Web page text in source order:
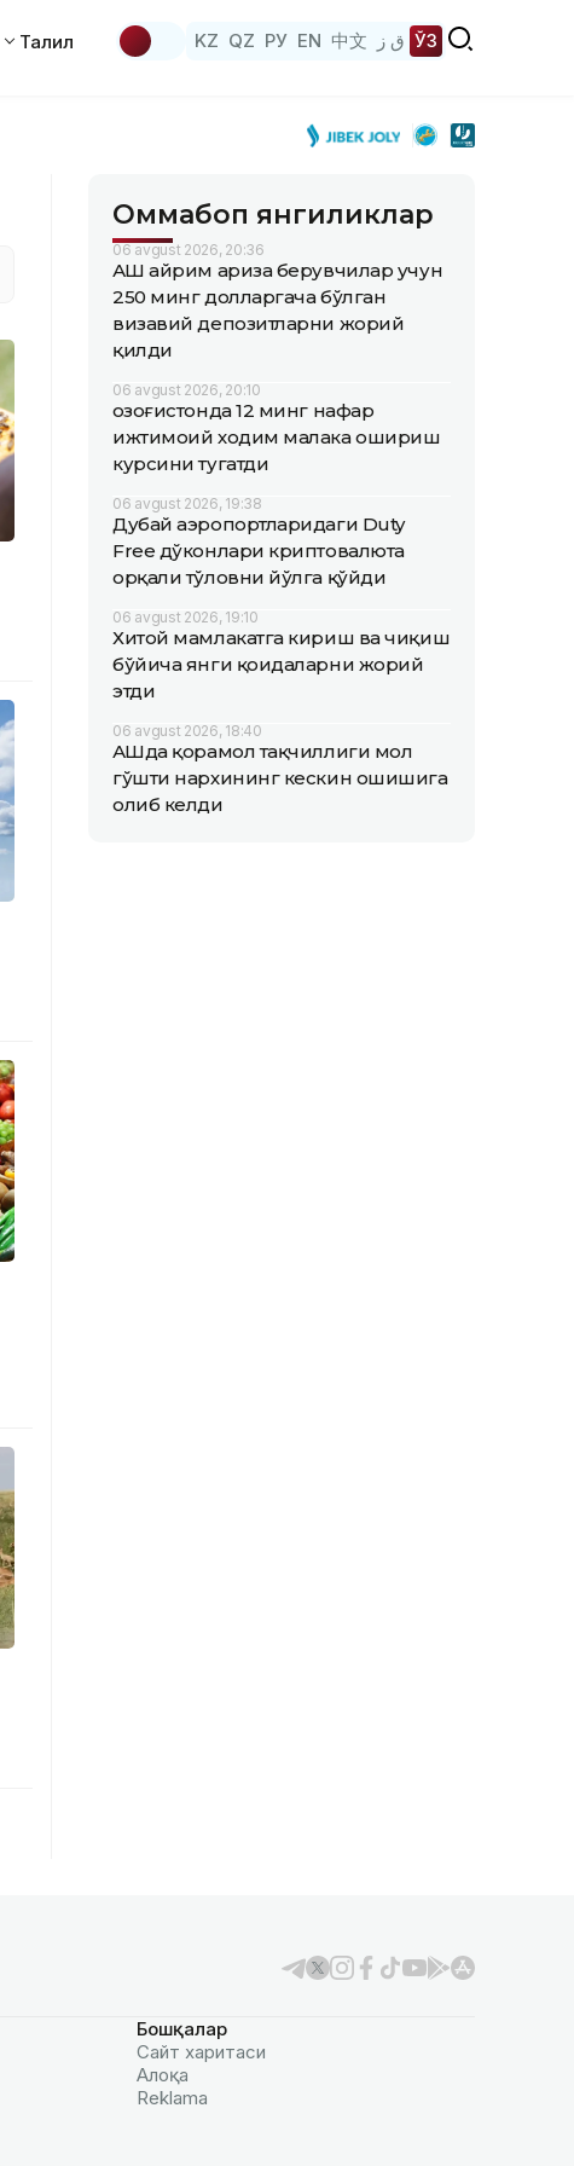
Таҳлил KZ QZ РУ EN 中文 ق ز ЎЗ
Оммабоп янгиликлар
06 avgust 2026, 20:36
АҚШ айрим ариза берувчилар учун
250 минг долларгача бўлган
визавий депозитларни жорий
қилди
06 avgust 2026, 20:10
Қозоғистонда 12 минг нафар
ижтимоий ходим малака ошириш
курсини тугатди
06 avgust 2026, 19:38
Дубай аэропортларидаги Duty
Free дўконлари криптовалюта
орқали тўловни йўлга қўйди
06 avgust 2026, 19:10
Хитой мамлакатга кириш ва чиқиш
бўйича янги қоидаларни жорий
этди
06 avgust 2026, 18:40
АҚШда қорамол тақчиллиги мол
гўшти нархининг кескин ошишига
олиб келди
Бошқалар
Сайт харитаси
Алоқа
Reklamа